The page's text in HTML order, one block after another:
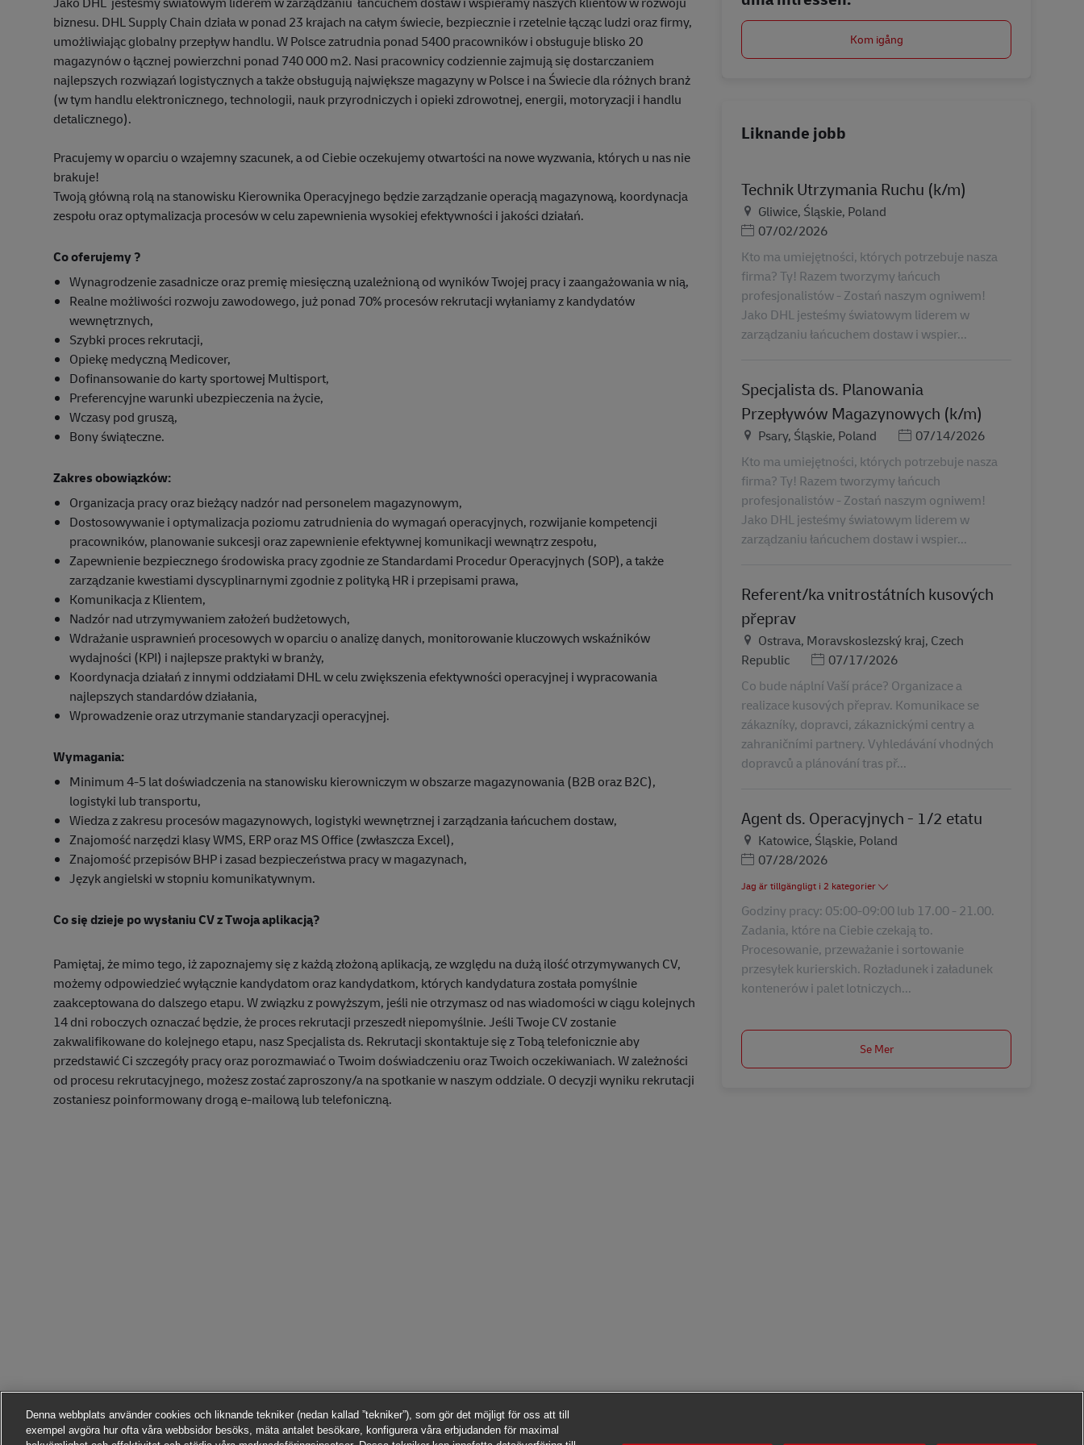
biznesu. DHL Supply Chain działa w ponad 23 krajach na całym świecie, bezpiecznie i rzetelnie łącząc ludzi oraz firmy,
umożliwiając globalny przepływ handlu. W Polsce zatrudnia ponad 5400 pracowników i obsługuje blisko 20
magazynów o łącznej powierzchni ponad 740 000 m2. Nasi pracownicy codziennie zajmują się dostarczaniem
najlepszych rozwiązań logistycznych a także obsługują największe magazyny w Polsce i na Świecie dla różnych branż
(w tym handlu elektronicznego, technologii, nauk przyrodniczych i opieki zdrowotnej, energii, motoryzacji i handlu
detalicznego).
Pracujemy w oparciu o wzajemny szacunek, a od Ciebie oczekujemy otwartości na nowe wyzwania, których u nas nie
brakuje!
Twoją główną rolą na stanowisku Kierownika Operacyjnego będzie zarządzanie operacją magazynową, koordynacja
zespołu oraz optymalizacja procesów w celu zapewnienia wysokiej efektywności i jakości działań.
Co oferujemy ?
Wynagrodzenie zasadnicze oraz premię miesięczną uzależnioną od wyników Twojej pracy i zaangażowania w nią,
Realne możliwości rozwoju zawodowego, już ponad 70% procesów rekrutacji wyłaniamy z kandydatów
wewnętrznych,
Szybki proces rekrutacji,
Opiekę medyczną Medicover,
Dofinansowanie do karty sportowej Multisport,
Preferencyjne warunki ubezpieczenia na życie,
Wczasy pod gruszą,
Bony świąteczne.
Zakres obowiązków:
Organizacja pracy oraz bieżący nadzór nad personelem magazynowym,
Dostosowywanie i optymalizacja poziomu zatrudnienia do wymagań operacyjnych, rozwijanie kompetencji
pracowników, planowanie sukcesji oraz zapewnienie efektywnej komunikacji wewnątrz zespołu,
Zapewnienie bezpiecznego środowiska pracy zgodnie ze Standardami Procedur Operacyjnych (SOP), a także
zarządzanie kwestiami dyscyplinarnymi zgodnie z polityką HR i przepisami prawa,
Komunikacja z Klientem,
Nadzór nad utrzymywaniem założeń budżetowych,
Wdrażanie usprawnień procesowych w oparciu o analizę danych, monitorowanie kluczowych wskaźników
wydajności (KPI) i najlepsze praktyki w branży,
Koordynacja działań z innymi oddziałami DHL w celu zwiększenia efektywności operacyjnej i wypracowania
najlepszych standardów działania,
Wprowadzenie oraz utrzymanie standaryzacji operacyjnej.
Wymagania:
Minimum 4-5 lat doświadczenia na stanowisku kierowniczym w obszarze magazynowania (B2B oraz B2C),
logistyki lub transportu,
Wiedza z zakresu procesów magazynowych, logistyki wewnętrznej i zarządzania łańcuchem dostaw,
Znajomość narzędzi klasy WMS, ERP oraz MS Office (zwłaszcza Excel),
Znajomość przepisów BHP i zasad bezpieczeństwa pracy w magazynach,
Język angielski w stopniu komunikatywnym.
Co się dzieje po wysłaniu CV z Twoja aplikacją?
Pamiętaj, że mimo tego, iż zapoznajemy się z każdą złożoną aplikacją, ze względu na dużą ilość otrzymywanych CV,
możemy odpowiedzieć wyłącznie kandydatom oraz kandydatkom, których kandydatura została pomyślnie
zaakceptowana do dalszego etapu. W związku z powyższym, jeśli nie otrzymasz od nas wiadomości w ciągu kolejnych
14 dni roboczych oznaczać będzie, że proces rekrutacji przeszedł niepomyślnie. Jeśli Twoje CV zostanie
zakwalifikowane do kolejnego etapu, nasz Specjalista ds. Rekrutacji skontaktuje się z Tobą telefonicznie aby
przedstawić Ci szczegóły pracy oraz porozmawiać o Twoim doświadczeniu oraz Twoich oczekiwaniach. W zależności
od procesu rekrutacyjnego, możesz zostać zaproszony/a na spotkanie w naszym oddziale. O decyzji wyniku rekrutacji
zostaniesz poinformowany drogą e-mailową lub telefoniczną.
Kom igång
Liknande jobb
Technik Utrzymania Ruchu (k/m)
PlatsGliwice, Śląskie, Poland
Posted Date
07/02/2026
Kto ma umiejętności, których potrzebuje nasza
firma? Ty! Razem tworzymy łańcuch
profesjonalistów - Zostań naszym ogniwem!
Jako DHL jesteśmy światowym liderem w
zarządzaniu łańcuchem dostaw i wspier...
Specjalista ds. Planowania
Przepływów Magazynowych (k/m)
PlatsPsary, Śląskie, Poland Posted Date
07/14/2026
Kto ma umiejętności, których potrzebuje nasza
firma? Ty! Razem tworzymy łańcuch
profesjonalistów - Zostań naszym ogniwem!
Jako DHL jesteśmy światowym liderem w
zarządzaniu łańcuchem dostaw i wspier...
Referent/ka vnitrostátních kusových
přeprav
PlatsOstrava, Moravskoslezský kraj, Czech
Republic
Posted Date
07/17/2026
Co bude náplní Vaší práce? Organizace a
realizace kusových přeprav. Komunikace se
zákazníky, dopravci, zákaznickými centry a
zahraničními partnery. Vyhledávání vhodných
dopravců a plánování tras př...
Agent ds. Operacyjnych - 1/2 etatu
PlatsKatowice, Śląskie, Poland
Posted Date
07/28/2026
Jag är tillgängligt i 2 kategorier
Godziny pracy: 05:00-09:00 lub 17.00 - 21.00.
Zadania, które na Ciebie czekają to.
Procesowanie, przeważanie i sortowanie
przesyłek kurierskich. Rozładunek i załadunek
kontenerów i palet lotniczych...
Se Mer
Denna webbplats använder cookies och liknande tekniker (nedan kallad ”tekniker”), som gör det möjligt för oss att till
exempel avgöra hur ofta våra webbsidor besöks, mäta antalet besökare, konfigurera våra erbjudanden för maximal